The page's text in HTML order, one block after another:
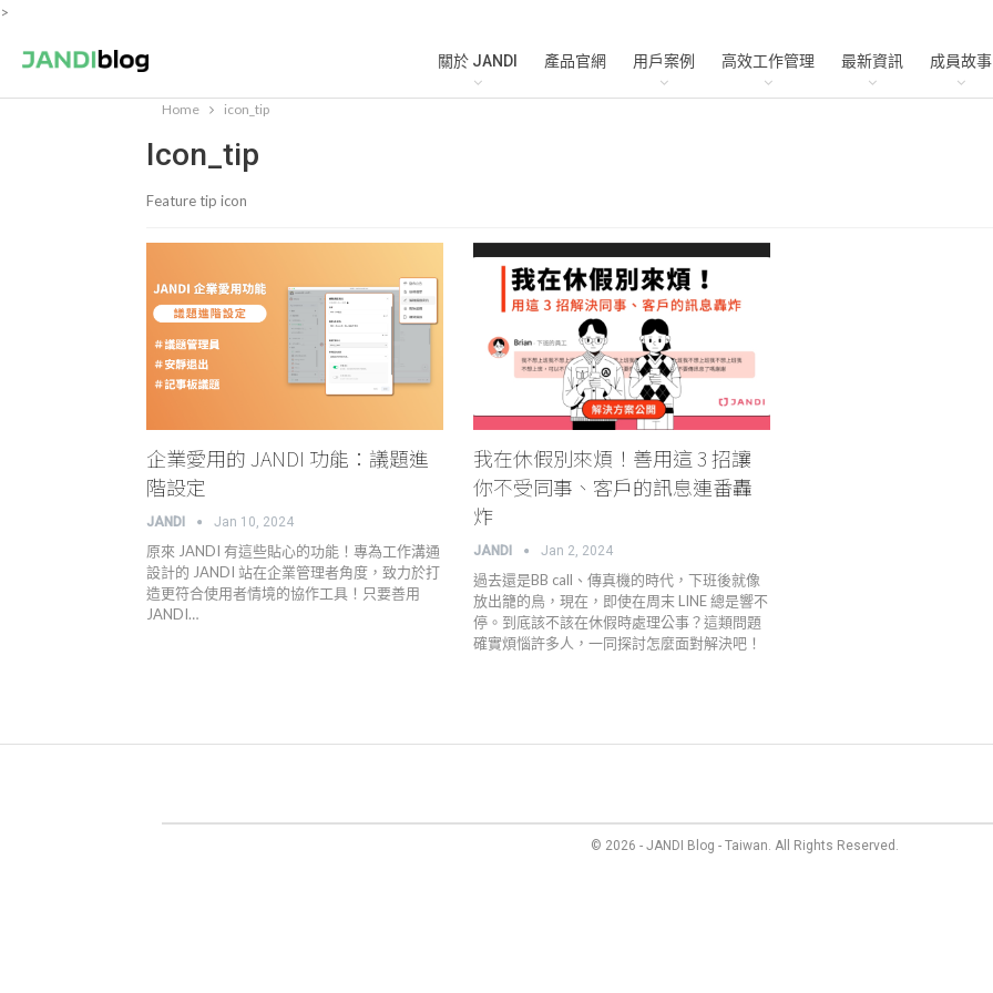
>
關於 JANDI 產品官網 用戶案例 高效工作管理 最新資訊 成員故事
Home icon_tip
Icon_tip
Feature tip icon
企業愛用的 JANDI 功能：議題進
階設定
JANDI Jan 10, 2024
原來 JANDI 有這些貼心的功能！專為工作溝通
設計的 JANDI 站在企業管理者角度，致力於打
造更符合使用者情境的協作工具！只要善用
JANDI…
我在休假別來煩！善用這 3 招讓
你不受同事、客戶的訊息連番轟
炸
JANDI Jan 2, 2024
過去還是BB call、傳真機的時代，下班後就像
放出籠的鳥，現在，即使在周末 LINE 總是響不
停。到底該不該在休假時處理公事？這類問題
確實煩惱許多人，一同探討怎麼面對解決吧！
© 2026 - JANDI Blog - Taiwan. All Rights Reserved.